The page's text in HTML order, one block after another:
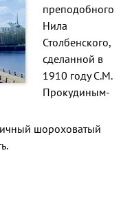
преподобного
Нила
Столбенского,
сделанной в
1910 году С.М.
Прокудиным-
шороховатый